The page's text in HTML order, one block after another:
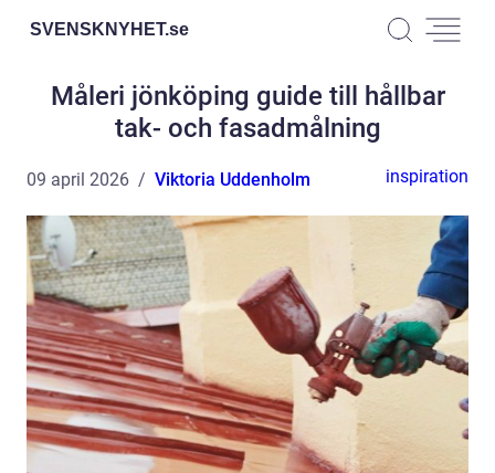
SVENSKNYHET.se
Måleri jönköping guide till hållbar
tak- och fasadmålning
09 april 2026 Viktoria Uddenholm inspiration